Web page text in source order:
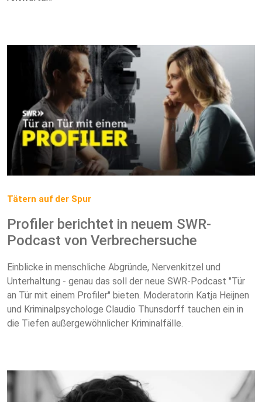
Tätern auf der Spur
Profiler berichtet in neuem SWR-
Podcast von Verbrechersuche
Einblicke in menschliche Abgründe, Nervenkitzel und
Unterhaltung - genau das soll der neue SWR-Podcast "Tür
an Tür mit einem Profiler" bieten. Moderatorin Katja Heijnen
und Kriminalpsychologe Claudio Thunsdorff tauchen ein in
die Tiefen außergewöhnlicher Kriminalfälle.